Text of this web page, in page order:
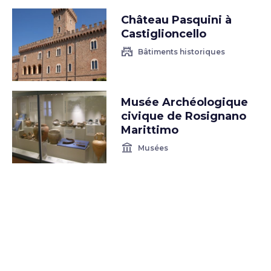
Château Pasquini à
Castiglioncello
castle Bâtiments historiques
Musée Archéologique
civique de Rosignano
Marittimo
account_balance Musées